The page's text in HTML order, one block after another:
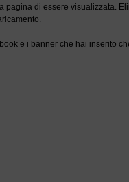
di essere visualizzata.
e i banner che hai inserito